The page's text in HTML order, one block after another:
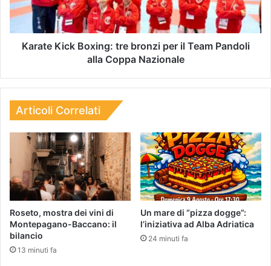
Karate Kick Boxing: tre bronzi per il Team Pandoli
alla Coppa Nazionale
Articoli Correlati
Roseto, mostra dei vini di
Montepagano-Baccano: il
bilancio
13 minuti fa
Un mare di “pizza dogge”:
l’iniziativa ad Alba Adriatica
24 minuti fa